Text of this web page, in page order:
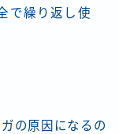
で繰り返し使
の原因になるの